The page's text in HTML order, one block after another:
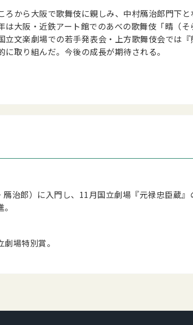
から大阪で歌舞伎に親しみ、中村鴈治郎門下
大阪・近鉄アート館でのあべの歌舞伎「晴（
文楽劇場での若手発表会・上方歌舞伎会では
取り組んだ。今後の成長が期待される。
治郎）に入門し、11月国立劇場『元禄忠臣蔵
場特別賞。